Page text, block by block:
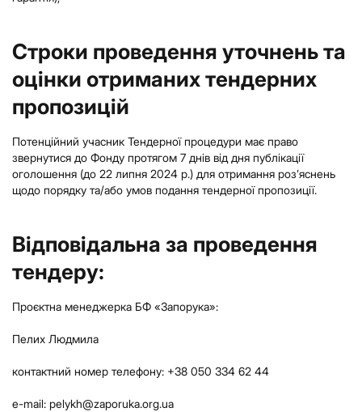
Строки проведення уточнень та
оцінки отриманих тендерних
пропозицій
Потенційний учасник Тендерної процедури має право
звернутися до Фонду протягом 7 днів від дня публікації
оголошення (до 22 липня 2024 р.) для отримання роз’яснень
щодо порядку та/або умов подання тендерної пропозиції.
Відповідальна за проведення
тендеру:
Проєктна менеджерка БФ «Запорука»:
Пелих Людмила
контактний номер телефону: +38 050 334 62 44
e-mail: pelykh@zaporuka.org.ua